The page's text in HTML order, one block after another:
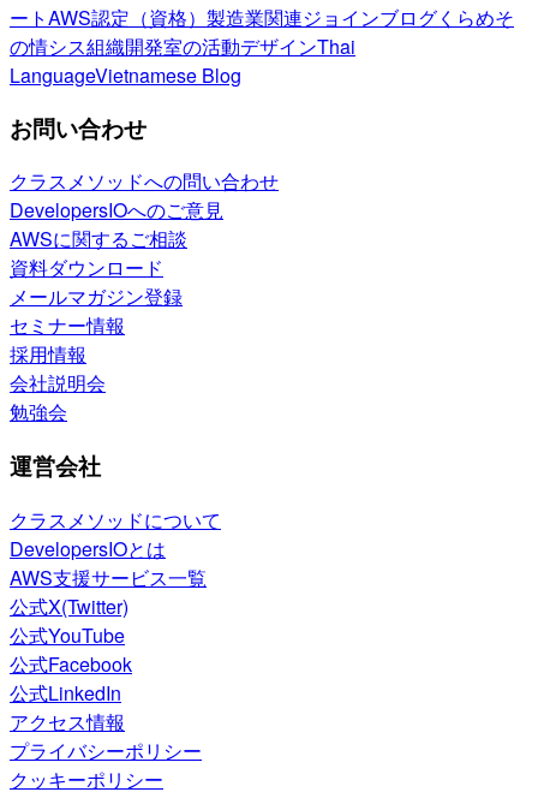
ートAWS認定（資格） 製造業関連ジョインブログくらめそ
の情シス組織開発室の活動デザインThai
LanguageVietnamese Blog
お問い合わせ
クラスメソッドへの問い合わせ
DevelopersIOへのご意見
AWSに関するご相談
資料ダウンロード
メールマガジン登録
セミナー情報
採用情報
会社説明会
勉強会
運営会社
クラスメソッドについて
DevelopersIOとは
AWS支援サービス一覧
公式X(Twitter)
公式YouTube
公式Facebook
公式LinkedIn
アクセス情報
プライバシーポリシー
クッキーポリシー